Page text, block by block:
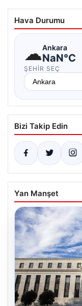
Hava Durumu
☁Ankara
NaN°C
ŞEHIR SEÇ
Bizi Takip Edin
Yan Manşet